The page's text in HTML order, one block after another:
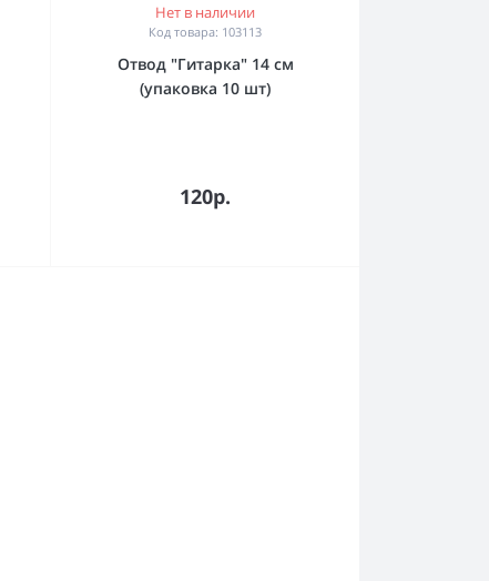
Нет в наличии
Код товара: 103113
Отвод "Гитарка" 14 см
(упаковка 10 шт)
120р.